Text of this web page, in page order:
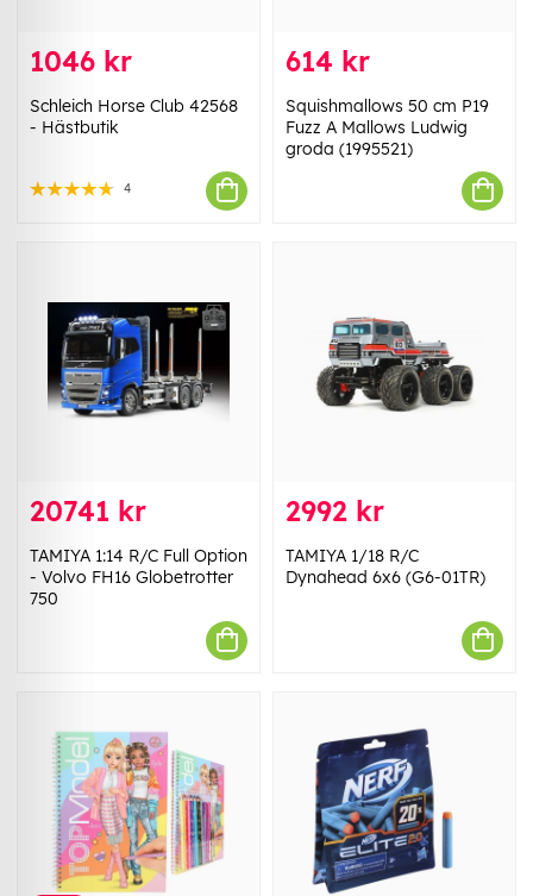
1046 kr
Schleich Horse Club 42568
- Hästbutik
4
614 kr
Squishmallows 50 cm P19
Fuzz A Mallows Ludwig
groda (1995521)
20741 kr
TAMIYA 1:14 R/C Full Option
- Volvo FH16 Globetrotter
750
2992 kr
TAMIYA 1/18 R/C
Dynahead 6x6 (G6-01TR)